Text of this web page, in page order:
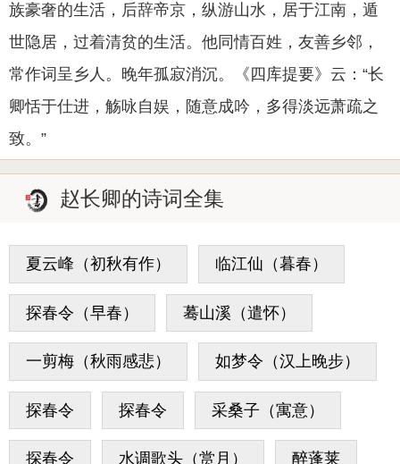
族豪奢的生活，后辞帝京，纵游山水，居于江南，遁
世隐居，过着清贫的生活。他同情百姓，友善乡邻，
常作词呈乡人。晚年孤寂消沉。《四库提要》云：“长
卿恬于仕进，觞咏自娱，随意成吟，多得淡远萧疏之
致。”
赵长卿的诗词全集
夏云峰（初秋有作） 临江仙（暮春）
探春令（早春） 蓦山溪（遣怀）
一剪梅（秋雨感悲） 如梦令（汉上晚步）
探春令 探春令 采桑子（寓意）
探春令 水调歌头（赏月） 醉蓬莱